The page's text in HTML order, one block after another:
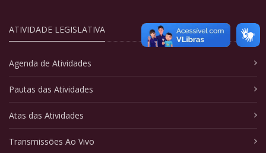
ATIVIDADE LEGISLATIVA
Agenda de Atividades
Pautas das Atividades
Atas das Atividades
Transmissões Ao Vivo